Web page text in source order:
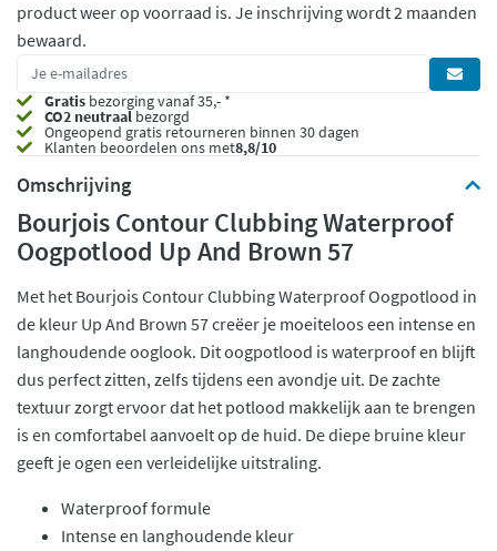
product weer op voorraad is. Je inschrijving wordt 2 maanden
bewaard.
Gratis bezorging vanaf 35,- *
CO2 neutraalbezorgd
Ongeopend gratis retourneren binnen 30 dagen
Klanten beoordelen ons met8,8/10
Omschrijving
Bourjois Contour Clubbing Waterproof
Oogpotlood Up And Brown 57
Met het Bourjois Contour Clubbing Waterproof Oogpotlood in
de kleur Up And Brown 57 creëer je moeiteloos een intense en
langhoudende ooglook. Dit oogpotlood is waterproof en blijft
dus perfect zitten, zelfs tijdens een avondje uit. De zachte
textuur zorgt ervoor dat het potlood makkelijk aan te brengen
is en comfortabel aanvoelt op de huid. De diepe bruine kleur
geeft je ogen een verleidelijke uitstraling.
Waterproof formule
Intense en langhoudende kleur